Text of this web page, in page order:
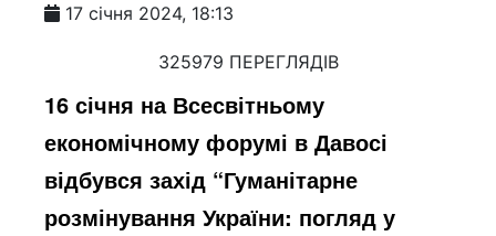
17 січня 2024, 18:13
325979 ПЕРЕГЛЯДІВ
16 січня на Всесвітньому
економічному форумі в Давосі
відбувся захід “Гуманітарне
розмінування України: погляд у